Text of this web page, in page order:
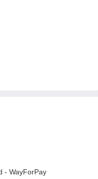
- WayForPay